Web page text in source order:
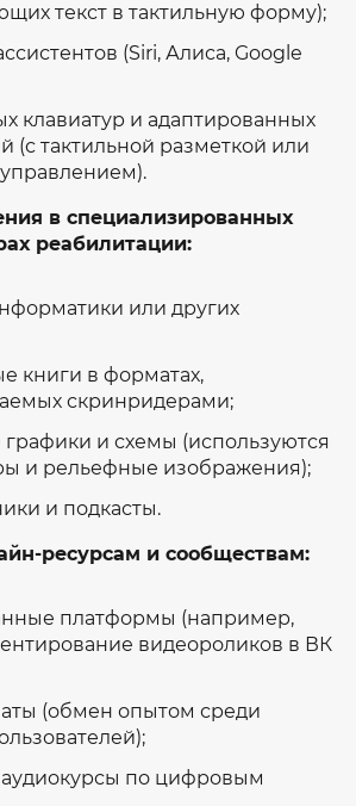
текст в тактильную форму);
(Siri, Алиса, Google
клавиатур и адаптированных
(с тактильной разметкой или
в специализированных
реабилитации:
или других
книги в форматах,
скринридерами;
графики и схемы (используются
и рельефные изображения);
и подкасты.
ресурсам и сообществам:
платформы (например,
видеороликов в ВК
(обмен опытом среди
аудиокурсы по цифровым